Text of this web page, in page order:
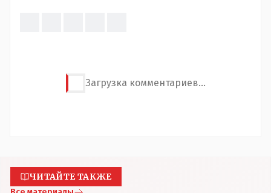
Загрузка комментариев...
ЧИТАЙТЕ ТАКЖЕ